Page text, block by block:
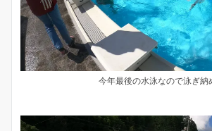
今年最後の水泳なので泳ぎ納